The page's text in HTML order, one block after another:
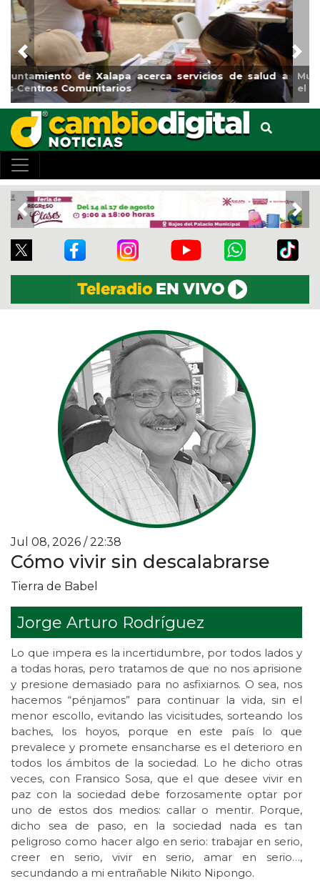
Municipio arrancará primera etapa de rehabilitación en
el boulevard 5 de febrero
Previous
Previous
Jul 08, 2026 / 22:38
Cómo vivir sin descalabrarse
Tierra de Babel
Jorge Arturo Rodríguez
Lo que impera es la incertidumbre, por todos lados y
a todas horas, pero tratamos de que no nos aprisione
y presione demasiado para no asfixiarnos. O sea, nos
hacemos “pénjamos” para continuar la vida, sin el
menor escollo, evitando las vicisitudes, sorteando los
baches, los hoyos, porque en este país lo que
prevalece y promete ensancharse es el deterioro en
todos los ámbitos de la sociedad. Lo he dicho otras
veces, con Fransico Sosa, que el que desee vivir en
paz con la sociedad debe forzosamente optar por
uno de estos dos medios: callar o mentir. Porque,
dicho sea de paso, en la sociedad nada es tan
peligroso como hacer algo en serio: trabajar en serio,
creer en serio, vivir en serio, amar en serio…,
secundando a mi entrañable Nikito Nipongo.